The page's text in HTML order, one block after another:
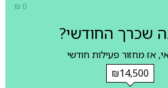
₪ 0
שכרך החודשי?
אז מחזור פעילות חודשי
₪14,500